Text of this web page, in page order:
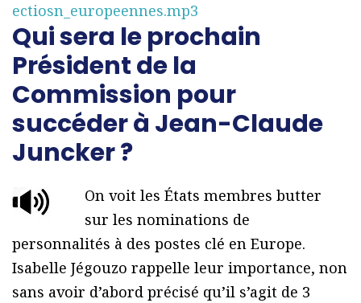
ectiosn_europeennes.mp3
Qui sera le prochain
Président de la
Commission pour
succéder à Jean-Claude
Juncker ?
On voit les États membres butter
sur les nominations de
personnalités à des postes clé en Europe.
Isabelle Jégouzo rappelle leur importance, non
sans avoir d’abord précisé qu’il s’agit de 3